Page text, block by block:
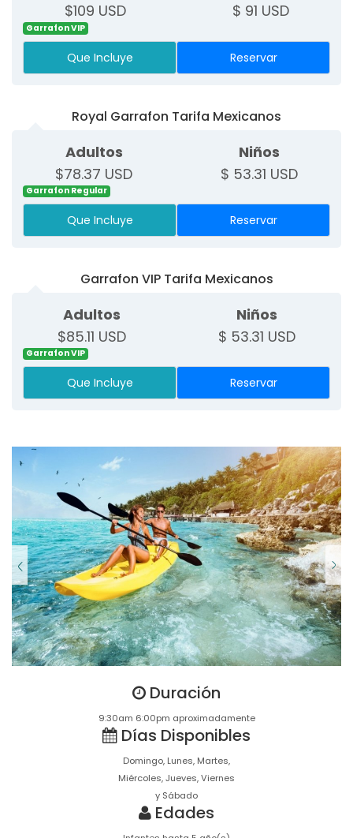
$109 USD
$ 91 USD
Garrafon VIP
Que Incluye Reservar
Royal Garrafon Tarifa Mexicanos
Adultos
$78.37 USD
Niños
$ 53.31 USD
Garrafon Regular
Que Incluye Reservar
Garrafon VIP Tarifa Mexicanos
Adultos
$85.11 USD
Niños
$ 53.31 USD
Garrafon VIP
Que Incluye Reservar
Duración
9:30am 6:00pm aproximadamente
Días Disponibles
Domingo, Lunes, Martes,
Miércoles, Jueves, Viernes
y Sábado
Edades